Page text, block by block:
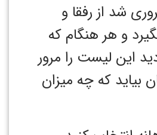
شد از رفقا و
و هر هنگام که
این لیست را مرور
بیاید که چه میزان